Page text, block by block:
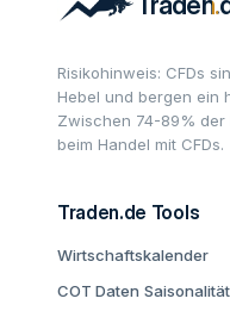
Risikohinweis: CFDs
Hebel und bergen ein
Zwischen 74-89% der
beim Handel mit CFDs.
Traden.de Tools
Wirtschaftskalender
COT Daten Saisonalität